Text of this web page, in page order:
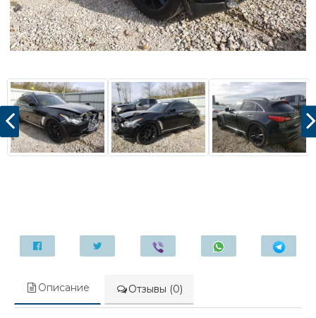
Описание Отзывы (0)